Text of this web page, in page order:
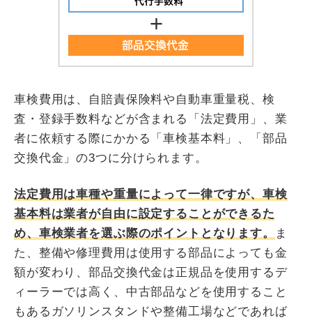
車検費用は、自賠責保険料や自動車重量税、検
査・登録手数料などが含まれる「法定費用」、業
者に依頼する際にかかる「車検基本料」、「部品
交換代金」の3つに分けられます。
法定費用は車種や重量によって一律ですが、車検
基本料は業者が自由に設定することができるた
め、車検業者を選ぶ際のポイントとなります。
ま
た、整備や修理費用は使用する部品によっても金
額が変わり、部品交換代金は正規品を使用するデ
ィーラーでは高く、中古部品などを使用すること
もあるガソリンスタンドや整備工場などであれば